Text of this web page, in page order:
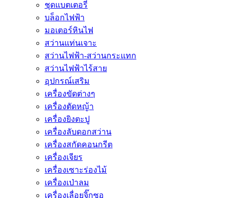
ชุดแบตเตอรี่
บล็อกไฟฟ้า
มอเตอร์หินไฟ
สว่านแท่นเจาะ
สว่านไฟฟ้า-สว่านกระแทก
สว่านไฟฟ้าไร้สาย
อุปกรณ์เสริม
เครื่องขัดต่างๆ
เครื่องตัดหญ้า
เครื่องยิงตะปู
เครื่องลับดอกสว่าน
เครื่องสกัดคอนกรีต
เครื่องเจียร
เครื่องเซาะร่องไม้
เครื่องเป่าลม
เครื่องเลื่อยจิ๊กซอ